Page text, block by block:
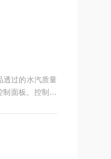
透过的水汽质量
面板。控制面